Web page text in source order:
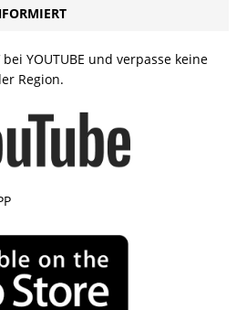
YOUTUBE und verpasse keine
Region.